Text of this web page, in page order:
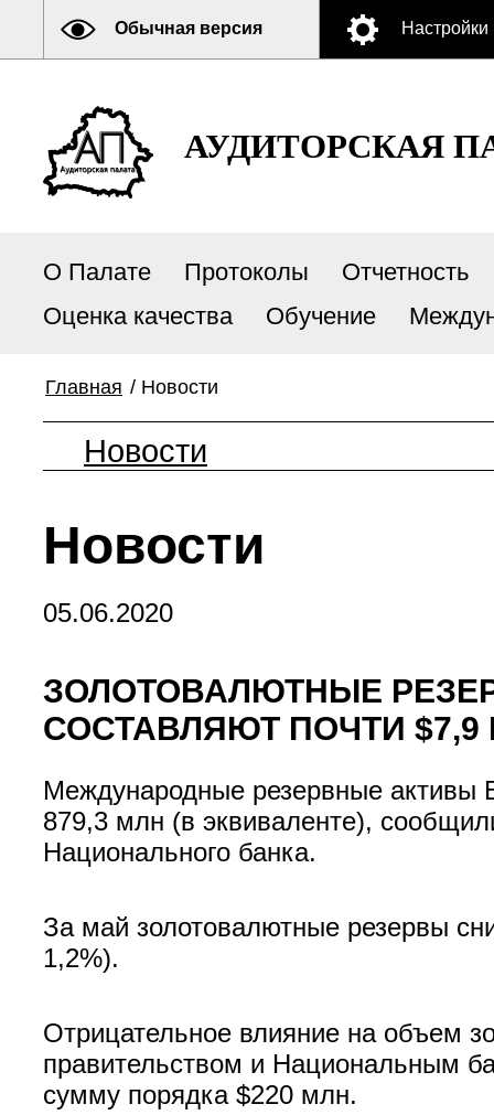
Обычная версия Настройки
АУДИТОРСКАЯ
О Палате Протоколы
Отчетность
Оценка качества
Обучение
Главная / Новости
Новости
Новости
05.06.2020
ЗОЛОТОВАЛЮТНЫЕ
СОСТАВЛЯЮТ ПОЧТИ $7,9
Международные резервные активы
879,3 млн (в эквиваленте),
Национального банка.
За май золотовалютные резервы
1,2%).
Отрицательное влияние на объем
правительством и Национальным
сумму порядка $220 млн.